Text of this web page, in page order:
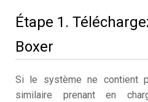
Étape 1.
Boxer
Si le système ne contient
similaire prenant en